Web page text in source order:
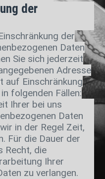
der
der
Daten
Sie sich jederzeit
Adresse
auf Einschränkung
folgenden Fällen:
Ihrer bei uns
Daten
in der Regel Zeit,
Für die Dauer der
Recht, die
Ihrer
zu verlangen.